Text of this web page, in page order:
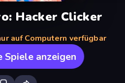
Hacker Clicker
auf Computern verfügbar
Spiele anzeigen